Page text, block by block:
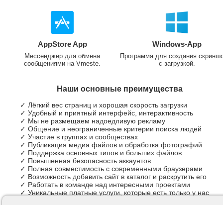
AppStore App
Мессенджер для обмена
сообщениями на Vmeste.
Windows-App
Программа для создания
с загрузкой.
Наши основные преимущества
✓ Лёгкий вес страниц и хорошая скорость загрузки
✓ Удобный и приятный интерфейс, интерактивность
✓ Мы не размещаем надоедливую рекламу
✓ Общение и неограниченные критерии поиска людей
✓ Участие в группах и сообществах
✓ Публикация медиа файлов и обработка фотографий
✓ Поддержка основных типов и больших файлов
✓ Повышенная безопасность аккаунтов
✓ Полная совместимость с современными браузерами
✓ Возможность добавить сайт в каталог и раскрутить его
✓ Работать в команде над интересными проектами
✓ Уникальные платные услуги, которые есть только у нас